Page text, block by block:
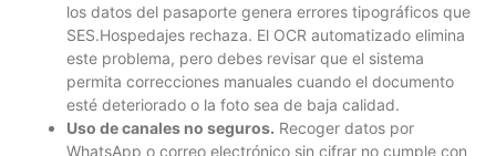
los datos del pasaporte genera errores tipográficos que
SES.Hospedajes rechaza. El OCR automatizado elimina
este problema, pero debes revisar que el sistema
permita correcciones manuales cuando el documento
esté deteriorado o la foto sea de baja calidad.
Uso de canales no seguros. Recoger datos por
WhatsApp o correo electrónico sin cifrar no cumple con